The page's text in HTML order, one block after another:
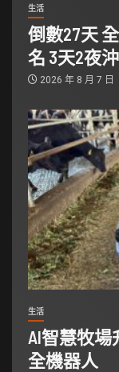
生活
倒數27天
名 3天2夜
2026 年 8 月 7 日
生活
AI智慧牧場
全機器人